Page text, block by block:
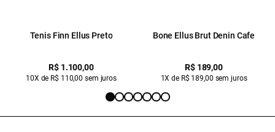
Tenis Finn Ellus Preto
R$ 1.100,00
10X de R$ 110,00 sem juros
Bone Ellus Brut Denin Cafe
R$ 189,00
1X de R$ 189,00 sem juros